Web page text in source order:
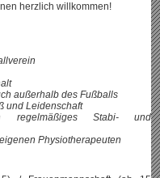
herzlich willkommen!
außerhalb des Fußballs
und Leidenschaft
regelmäßiges Stabi- und
Physiotherapeuten